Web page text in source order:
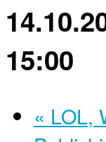
15:00
« LOL,